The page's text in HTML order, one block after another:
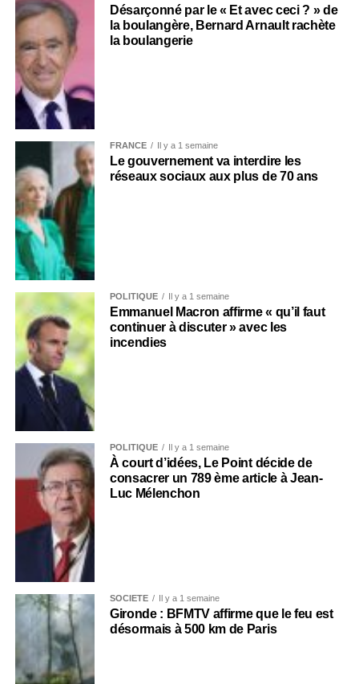
Désarçonné par le « Et avec ceci ? » de
la boulangère, Bernard Arnault rachète
la boulangerie
FRANCE Il y a 1 semaine
Le gouvernement va interdire les
réseaux sociaux aux plus de 70 ans
POLITIQUE Il y a 1 semaine
Emmanuel Macron affirme « qu’il faut
continuer à discuter » avec les
incendies
POLITIQUE Il y a 1 semaine
À court d’idées, Le Point décide de
consacrer un 789 ème article à Jean-
Luc Mélenchon
SOCIÉTÉ Il y a 1 semaine
Gironde : BFMTV affirme que le feu est
désormais à 500 km de Paris